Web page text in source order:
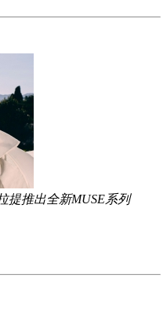
提推出全新MUSE系列